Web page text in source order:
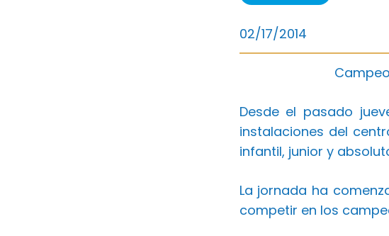
02/17/2014
Desde el pasado
instalaciones del
infantil, junior y
La jornada ha
competir en los